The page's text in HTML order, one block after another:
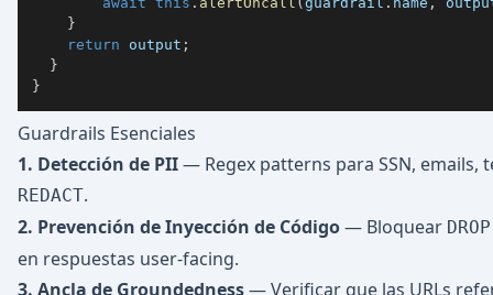
}
return output ;
}
}
Guardrails Esenciales
1. Detección de PII— Regex patterns para SSN,
REDACT.
2. Prevención de Inyección de Código— Bloquear
en respuestas user-facing.
3. Ancla de Groundedness— Verificar que las URLs